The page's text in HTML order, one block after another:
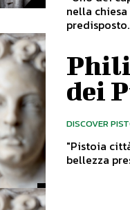
nella
dei
DISCOVER
"Pistoia
bellezza